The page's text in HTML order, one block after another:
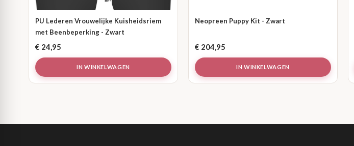
PU Lederen Vrouwelijke Kuisheidsriem
met Beenbeperking - Zwart
€ 24,95
IN WINKELWAGEN
Neopreen Puppy Kit - Zwart
€ 204,95
IN WINKELWAGEN